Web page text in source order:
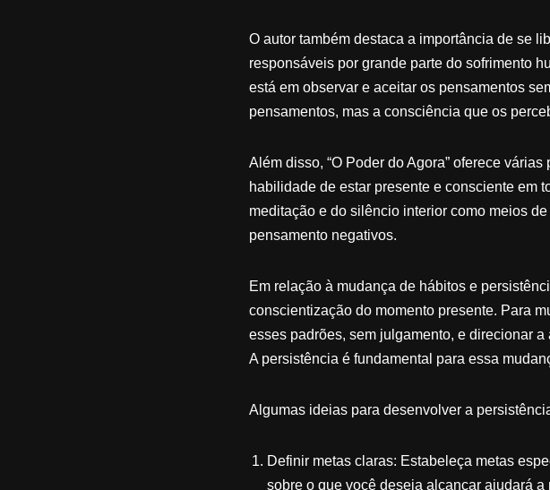
O autor também destaca a importância de se
responsáveis por grande parte do sofrimento
está em observar e aceitar os pensamentos
pensamentos, mas a consciência que os
Além disso, “O Poder do Agora” oferece
habilidade de estar presente e consciente em
meditação e do silêncio interior como meios
pensamento negativos.
Em relação à mudança de hábitos e
conscientização do momento presente. Para
esses padrões, sem julgamento, e direcionar
A persistência é fundamental para essa
Algumas ideias para desenvolver a
Definir metas claras: Estabeleça metas
sobre o que você deseja alcançar ajudará a